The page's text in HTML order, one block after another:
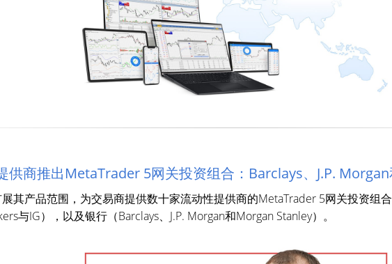
供商推出MetaTrader 5网关投资组合：Barclays、J.P.
其产品范围，为交易商提供数十家流动性提供商的MetaTrader 5网关投资组
与IG），以及银行（Barclays、J.P. Morgan和Morgan Stanley）。